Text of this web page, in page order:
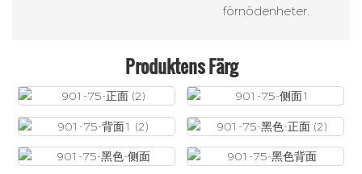
förnödenheter.
Produktens Färg